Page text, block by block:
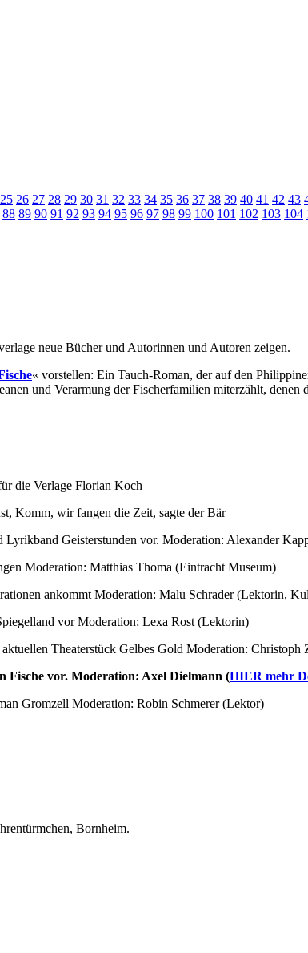
25 26 27 28 29 30 31 32 33 34 35 36 37 38 39 40 41 42 43
88 89 90 91 92 93 94 95 96 97 98 99 100 101 102 103 104
neue Bücher und Autorinnen und Autoren zeigen.
« vorstellen: Ein Tauch-Roman, der auf den
und Verarmung der Fischerfamilien miterzählt, denen
die Verlage Florian Koch
Komm, wir fangen die Zeit, sagte der Bär
Geisterstunden vor. Moderation: Alexander
Moderation: Matthias Thoma (Eintracht Museum)
ankommt Moderation: Malu Schrader (Lektorin,
vor Moderation: Lexa Rost (Lektorin)
Theaterstück Gelbes Gold Moderation: Christoph
Fische vor. Moderation: Axel Dielmann (HIER mehr
Gromzell Moderation: Robin Schmerer (Lektor)
Bornheim.